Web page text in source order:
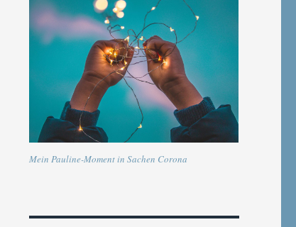
Mein Pauline-Moment in Sachen Corona